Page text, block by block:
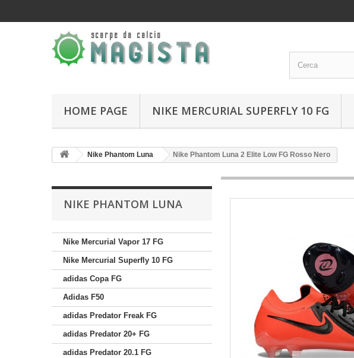
HOME PAGE NIKE MERCURIAL SUPERFLY 10 FG
Nike Phantom Luna Nike Phantom Luna 2 Elite Low FG Rosso Nero
NIKE PHANTOM LUNA
Nike Mercurial Vapor 17 FG
Nike Mercurial Superfly 10 FG
adidas Copa FG
Adidas F50
adidas Predator Freak FG
adidas Predator 20+ FG
adidas Predator 20.1 FG